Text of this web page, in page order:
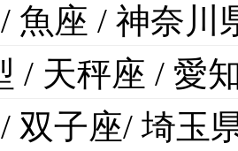
魚座 / 神奈川
/ 天秤座 / 愛
双子座/ 埼玉